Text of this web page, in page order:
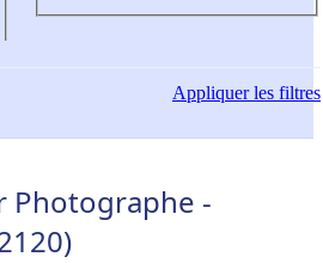
Appliquerles filtres
Photographe -